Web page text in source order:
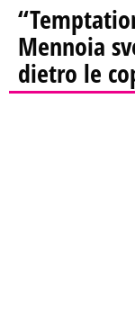
Mennoia
dietro le